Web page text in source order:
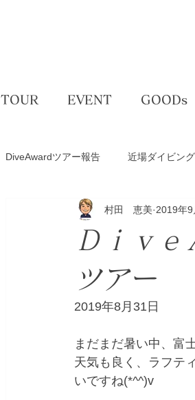
TOUR EVENT GOODs
DiveAwardツアー報告 近場ダイビン
アクティビティー ゴルフコンペ
スキー＆スノボ 体験ダイビング
Ｄｉｖ
ツアー
村田 恵美 2019年9
2019年8月31日
まだまだ暑い中、富
天気も良く、ラフテ
いですね(*^^)v